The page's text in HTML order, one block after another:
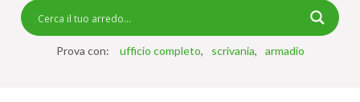
Prova con: ufficio completo scrivania armadio
SCRIVANIE SPECIAL DESK
CASSETTIERE